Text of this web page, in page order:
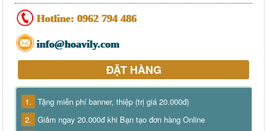
Hotline: 0962 794 486
info@hoavily.com
ĐẶT HÀNG
1. Tặng miễn phí banner, thiệp (trị giá 20.000đ)
2. Giảm ngay 20.000đ khi Bạn tạo đơn hàng Online